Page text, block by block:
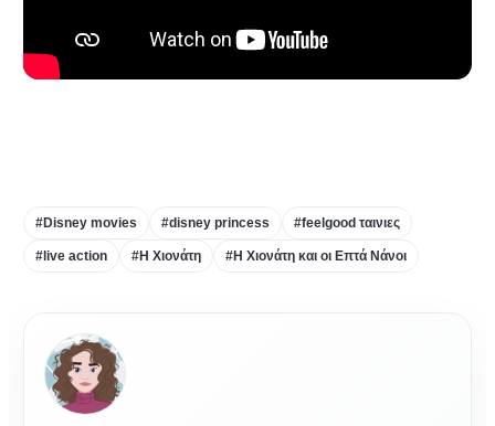
#Disney movies #disney princess #feelgood ταινιες
#live action #Η Χιονάτη #Η Χιονάτη και οι Επτά Νάνοι